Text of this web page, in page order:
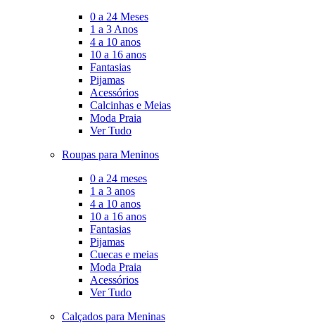
0 a 24 Meses
1 a 3 Anos
4 a 10 anos
10 a 16 anos
Fantasias
Pijamas
Acessórios
Calcinhas e Meias
Moda Praia
Ver Tudo
Roupas para Meninos
0 a 24 meses
1 a 3 anos
4 a 10 anos
10 a 16 anos
Fantasias
Pijamas
Cuecas e meias
Moda Praia
Acessórios
Ver Tudo
Calçados para Meninas